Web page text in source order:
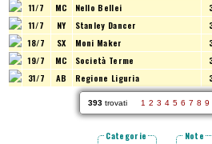
11/7
MC Nello Bellei
11/7
NY Stanley Dancer
18/7
SX Moni Maker
19/7
MC Società Terme
31/7
AB Regione Liguria
393trovati 1 2 3 4 5 6 7 8 9
Categorie
Note